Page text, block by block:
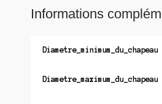
Informations
Diametre_minimum_du_chapeau
Diametre_maximum_du_chapeau